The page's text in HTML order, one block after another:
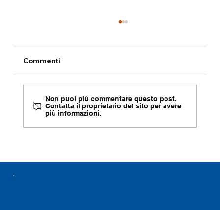
Commenti
Non puoi più commentare questo post.
Contatta il proprietario del sito per avere
più informazioni.